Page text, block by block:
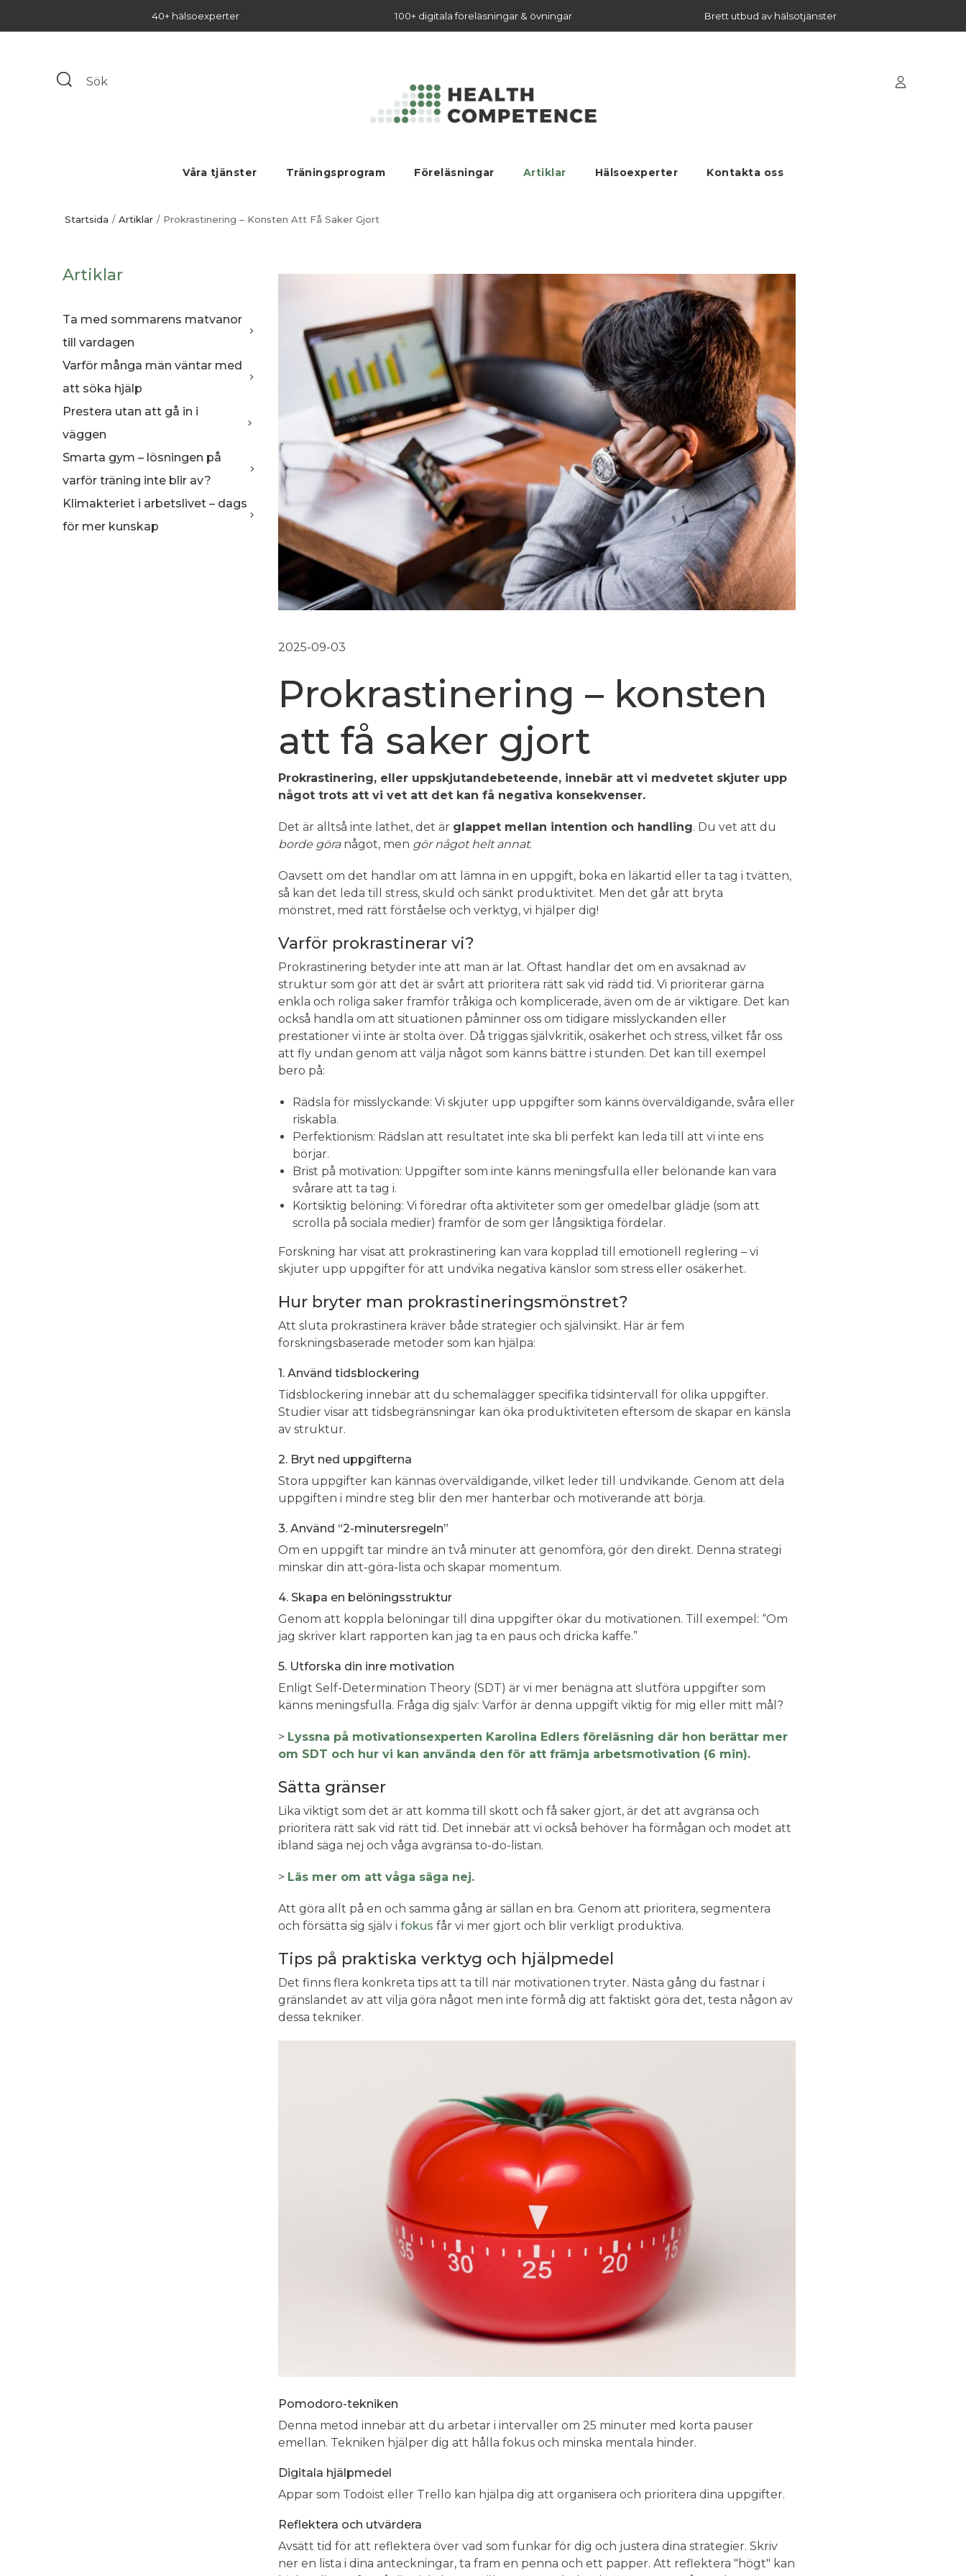
40+ hälsoexperter 100+ digitala föreläsningar & övningar Brett utbud av hälsotjänster
Våra tjänster Träningsprogram Föreläsningar Artiklar Hälsoexperter Kontakta oss
Startsida Artiklar Prokrastinering – Konsten Att Få Saker Gjort
Artiklar
Ta med sommarens matvanor
till vardagen
Varför många män väntar med
att söka hjälp
Prestera utan att gå in i
väggen
Smarta gym – lösningen på
varför träning inte blir av?
Klimakteriet i arbetslivet – dags
för mer kunskap
2025-09-03
Prokrastinering – konsten
att få saker gjort
Prokrastinering, eller uppskjutandebeteende, innebär att vi medvetet skjuter upp
något trots att vi vet att det kan få negativa konsekvenser.
Det är alltså inte lathet, det är glappet mellan intention och handling. Du vet att du
borde göranågot, men gör något helt annat.
Oavsett om det handlar om att lämna in en uppgift, boka en läkartid eller ta tag i tvätten,
så kan det leda till stress, skuld och sänkt produktivitet. Men det går att bryta
mönstret, med rätt förståelse och verktyg, vi hjälper dig!
Varför prokrastinerar vi?
Prokrastinering betyder inte att man är lat. Oftast handlar det om en avsaknad av
struktur som gör att det är svårt att prioritera rätt sak vid rädd tid. Vi prioriterar gärna
enkla och roliga saker framför tråkiga och komplicerade, även om de är viktigare. Det kan
också handla om att situationen påminner oss om tidigare misslyckanden eller
prestationer vi inte är stolta över. Då triggas självkritik, osäkerhet och stress, vilket får oss
att fly undan genom att välja något som känns bättre i stunden. Det kan till exempel
bero på:
Rädsla för misslyckande: Vi skjuter upp uppgifter som känns överväldigande, svåra eller
riskabla.
Perfektionism: Rädslan att resultatet inte ska bli perfekt kan leda till att vi inte ens
börjar.
Brist på motivation: Uppgifter som inte känns meningsfulla eller belönande kan vara
svårare att ta tag i.
Kortsiktig belöning: Vi föredrar ofta aktiviteter som ger omedelbar glädje (som att
scrolla på sociala medier) framför de som ger långsiktiga fördelar.
Forskning har visat att prokrastinering kan vara kopplad till emotionell reglering – vi
skjuter upp uppgifter för att undvika negativa känslor som stress eller osäkerhet.
Hur bryter man prokrastineringsmönstret?
Att sluta prokrastinera kräver både strategier och självinsikt. Här är fem
forskningsbaserade metoder som kan hjälpa:
1. Använd tidsblockering
Tidsblockering innebär att du schemalägger specifika tidsintervall för olika uppgifter.
Studier visar att tidsbegränsningar kan öka produktiviteten eftersom de skapar en känsla
av struktur.
2. Bryt ned uppgifterna
Stora uppgifter kan kännas överväldigande, vilket leder till undvikande. Genom att dela
uppgiften i mindre steg blir den mer hanterbar och motiverande att börja.
3. Använd “2-minutersregeln”
Om en uppgift tar mindre än två minuter att genomföra, gör den direkt. Denna strategi
minskar din att-göra-lista och skapar momentum.
4. Skapa en belöningsstruktur
Genom att koppla belöningar till dina uppgifter ökar du motivationen. Till exempel: “Om
jag skriver klart rapporten kan jag ta en paus och dricka kaffe.”
5. Utforska din inre motivation
Enligt Self-Determination Theory (SDT) är vi mer benägna att slutföra uppgifter som
känns meningsfulla. Fråga dig själv: Varför är denna uppgift viktig för mig eller mitt mål?
> Lyssna på motivationsexperten Karolina Edlers föreläsning där hon berättar mer
om SDT och hur vi kan använda den för att främja arbetsmotivation (6 min).
Sätta gränser
Lika viktigt som det är att komma till skott och få saker gjort, är det att avgränsa och
prioritera rätt sak vid rätt tid. Det innebär att vi också behöver ha förmågan och modet att
ibland säga nej och våga avgränsa to-do-listan.
> Läs mer om att våga säga nej.
Att göra allt på en och samma gång är sällan en bra. Genom att prioritera, segmentera
och försätta sig själv i fokus får vi mer gjort och blir verkligt produktiva.
Tips på praktiska verktyg och hjälpmedel
Det finns flera konkreta tips att ta till när motivationen tryter. Nästa gång du fastnar i
gränslandet av att vilja göra något men inte förmå dig att faktiskt göra det, testa någon av
dessa tekniker.
Pomodoro-tekniken
Denna metod innebär att du arbetar i intervaller om 25 minuter med korta pauser
emellan. Tekniken hjälper dig att hålla fokus och minska mentala hinder.
Digitala hjälpmedel
Appar som Todoist eller Trello kan hjälpa dig att organisera och prioritera dina uppgifter.
Reflektera och utvärdera
Avsätt tid för att reflektera över vad som funkar för dig och justera dina strategier. Skriv
ner en lista i dina anteckningar, ta fram en penna och ett papper. Att reflektera "högt" kan